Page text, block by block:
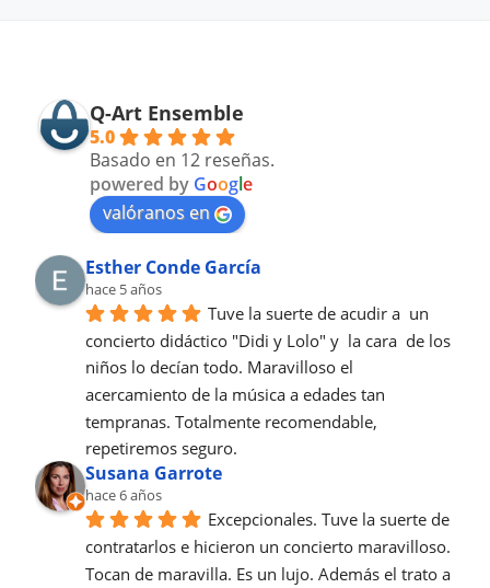
Q-Art Ensemble
5.0
Basado en 12 reseñas.
powered by Google
valóranos en
Esther Conde García
hace 5 años
Tuve la suerte de acudir a  un
concierto didáctico "Didi y Lolo" y  la cara  de los
niños lo decían todo. Maravilloso el
acercamiento de la música a edades tan
tempranas. Totalmente recomendable,
repetiremos seguro.
Susana Garrote
hace 6 años
Excepcionales. Tuve la suerte de
contratarlos e hicieron un concierto maravilloso.
Tocan de maravilla. Es un lujo. Además el trato a